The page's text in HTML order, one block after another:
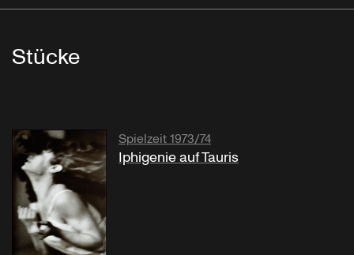
Stücke
Spielzeit 1973/74
Iphigenie auf Tauris